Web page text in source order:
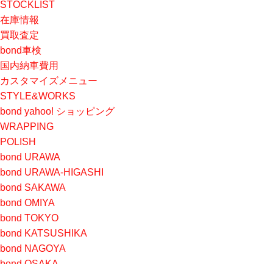
STOCKLIST
在庫情報
買取査定
bond車検
国内納車費用
カスタマイズメニュー
STYLE&WORKS
bond yahoo! ショッピング
WRAPPING
POLISH
bond URAWA
bond URAWA-HIGASHI
bond SAKAWA
bond OMIYA
bond TOKYO
bond KATSUSHIKA
bond NAGOYA